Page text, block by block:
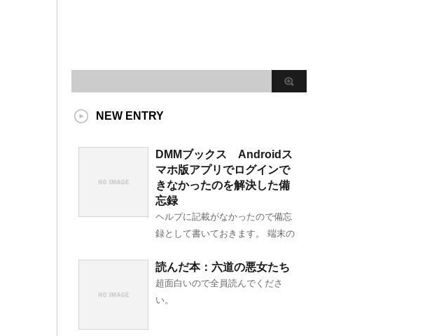
NEW ENTRY
DMMブックス Androidス
マホ版アプリでログインで
きなかったのを解決した備
忘録
ヘルプに記載がなかったので備忘
録として書いておきます。 端末の
読んだ本：六道の悪女たち
超面白いので全員読んでくださ
い。